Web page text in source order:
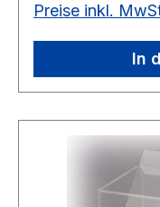
Preise inkl.
In